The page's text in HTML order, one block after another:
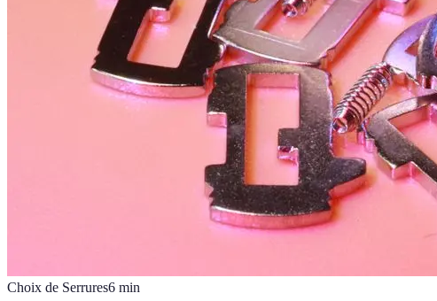
Choix de Serrures6 min